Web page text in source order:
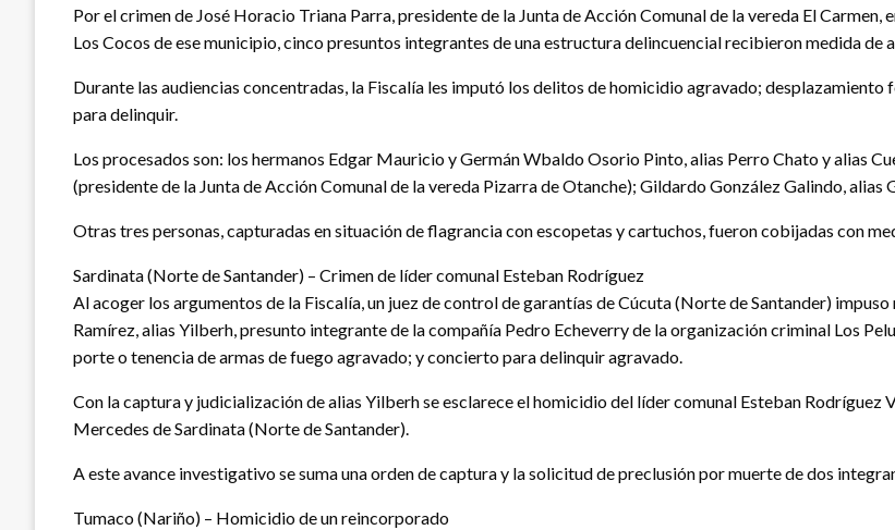
Por el crimen de José Horacio Triana Parra, presidente de la Junta de Acción Comunal de la vereda El
Los Cocos de ese municipio, cinco presuntos integrantes de una estructura delincuencial recibieron medida de
Durante las audiencias concentradas, la Fiscalía les imputó los delitos de homicidio agravado;
para delinquir.
Los procesados son: los hermanos Edgar Mauricio y Germán Wbaldo Osorio Pinto, alias Perro Chato y alias
(presidente de la Junta de Acción Comunal de la vereda Pizarra de Otanche); Gildardo González Galindo,
Otras tres personas, capturadas en situación de flagrancia con escopetas y cartuchos, fueron cobijadas con
Sardinata (Norte de Santander) – Crimen de líder comunal Esteban Rodríguez
Al acoger los argumentos de la Fiscalía, un juez de control de garantías de Cúcuta (Norte de Santander)
Ramírez, alias Yilberh, presunto integrante de la compañía Pedro Echeverry de la organización criminal Los
porte o tenencia de armas de fuego agravado; y concierto para delinquir agravado.
Con la captura y judicialización de alias Yilberh se esclarece el homicidio del líder comunal Esteban Rodríguez
Mercedes de Sardinata (Norte de Santander).
A este avance investigativo se suma una orden de captura y la solicitud de preclusión por muerte de dos
Tumaco (Nariño) – Homicidio de un reincorporado